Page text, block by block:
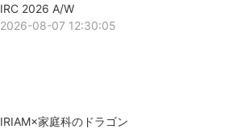
IRC 2026 A/W
2026-08-07 12:30:05
IRIAM×家庭科のドラゴン